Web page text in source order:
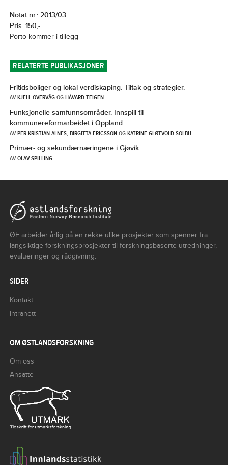
Notat nr.: 2013/03
Pris: 150,-
Porto kommer i tillegg
RELATERTE PUBLIKASJONER
Fritidsboliger og lokal verdiskaping. Tiltak og strategier.
AVKJELL OVERVÅGOGHÅVARD TEIGEN
Funksjonelle samfunnsområder. Innspill til
kommunereformarbeidet i Oppland.
AVPER KRISTIAN ALNES,BIRGITTA ERICSSONOGKATRINE GLØTVOLD-SOLBU
Primær- og sekundærnæringene i Gjøvik
AVOLAV SPILLING
ØF arbeider årlig på en rekke ulike prosjekter som spenner fra
langsiktige forskningsprosjekter til forskningsbaserte utredninger,
evalueringer og rådgivning.
SIDER
Kontakt
Intranett
OM ØSTLANDSFORSKNING
Om oss
Ansatte